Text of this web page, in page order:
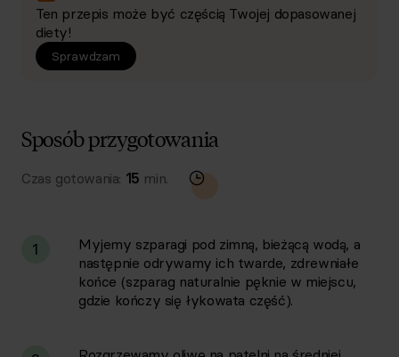
Ten przepis może być częścią Twojej dopasowanej
diety!
Sprawdzam
Sposób przygotowania
Czas gotowania: 15 min.
1
Myjemy szparagi pod zimną, bieżącą wodą, a
następnie odrywamy ich twarde, zdrewniałe
końce (szparag naturalnie pęknie w miejscu,
gdzie kończy się łykowata część).